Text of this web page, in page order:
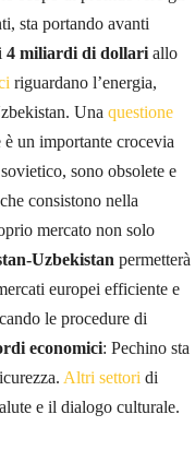
sta portando avanti
4 miliardi di dollari allo
riguardano l’energia,
Una questione
è un importante crocevia
sono obsolete e
che consistono nella
mercato non solo
Uzbekistan permetterà
europei efficiente e
le procedure di
economici: Pechino sta
Altri settori di
e il dialogo culturale.